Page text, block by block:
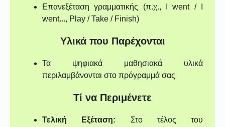
Επανεξέταση γραμματικής (π.χ., I went / I
went..., Play / Take / Finish)
Υλικά που Παρέχονται
Τα ψηφιακά μαθησιακά υλικά
περιλαμβάνονται στο πρόγραμμά σας
Τί να Περιμένετε
Τελική Εξέταση: Στο τέλος του